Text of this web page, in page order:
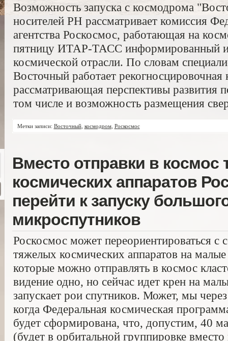
Возможность запуска с космодрома
носителей РН рассматривает комиссия
агентства Роскосмос, работающая на
пятницу ИТАР-ТАСС информированный
космической отрасли. По словам
Восточный работает
рассматривающая перспективы развития
том числе и возможность размещения
Метки записи: Восточный, космодром, Роскосмос
Вместо отправки в космос
космических аппаратов
перейти к запуску
микроспутников
Роскосмос может переориентироваться с
тяжелых космических аппаратов на
которые можно отправлять в космос
видение одно, но сейчас идет крен на
запускает рои спутников. Может, мы
когда Федеральная космическая
будет сформирована, что, допустим, 40
(будет в орбитальной группировке